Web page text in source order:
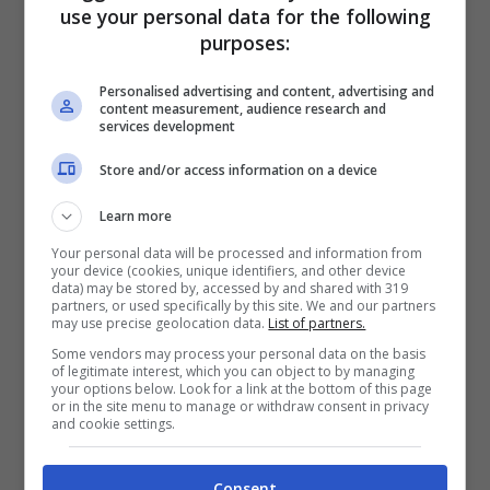
le mani.
Tavoli e ospiti
I tavoli del banchetto potranno essere
allestitiall’aperto o al coperto, ma si
raccomanda di privilegiare l’uso degli
spazi esterni. In ogni caso, i tavoli
dovranno essere distanziati di almeno 1
metro(non è più prevista la regola dei 2
metri al chiuso, che si applicherà solo in
caso di scenario epidemiologico di
rischio). A ciascun tavolo dovranno sedere,
preferibilmente iconviventidi una stessa
use your personal data for the following
purposes:
Personalised advertising and content, advertising and
content measurement, audience research and
services development
Store and/or access information on a device
Learn more
Your personal data will be processed and information from
your device (cookies, unique identifiers, and other device
data) may be stored by, accessed by and shared with 319
partners, or used specifically by this site. We and our partners
may use precise geolocation data. List of partners.
Some vendors may process your personal data on the basis
of legitimate interest, which you can object to by managing
your options below. Look for a link at the bottom of this page
or in the site menu to manage or withdraw consent in privacy
and cookie settings.